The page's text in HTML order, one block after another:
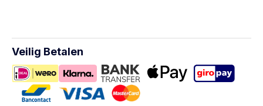
Veilig Betalen